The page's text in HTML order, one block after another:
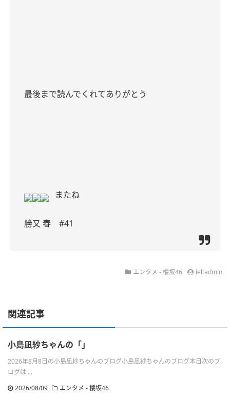
最後まで読んでくれてありがとう
またね
勝又 春 #41
エンタメ - 櫻坂46 ieltadmin
関連記事
小島凪紗ちゃんの「」
2026年8月8日の小島凪紗ちゃんのブログ小島凪紗ちゃんのブログ本日次のブ
ログは ...
2026/08/09
エンタメ - 櫻坂46